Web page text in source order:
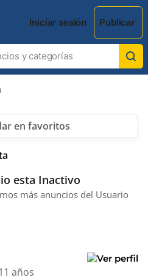
Iniciar sesión Publicar
esta Inactivo
más anuncios del Usuario
años